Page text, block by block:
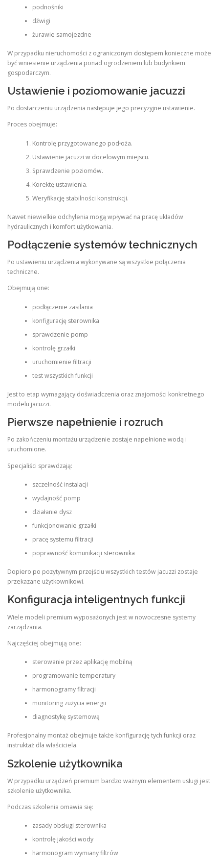
podnośniki
dźwigi
żurawie samojezdne
W przypadku nieruchomości z ograniczonym dostępem konieczne może
być wniesienie urządzenia ponad ogrodzeniem lub budynkiem
gospodarczym.
Ustawienie i poziomowanie jacuzzi
Po dostarczeniu urządzenia następuje jego precyzyjne ustawienie.
Proces obejmuje:
Kontrolę przygotowanego podłoża.
Ustawienie jacuzzi w docelowym miejscu.
Sprawdzenie poziomów.
Korektę ustawienia.
Weryfikację stabilności konstrukcji.
Nawet niewielkie odchylenia mogą wpływać na pracę układów
hydraulicznych i komfort użytkowania.
Podłączenie systemów technicznych
Po ustawieniu urządzenia wykonywane są wszystkie połączenia
techniczne.
Obejmują one:
podłączenie zasilania
konfigurację sterownika
sprawdzenie pomp
kontrolę grzałki
uruchomienie filtracji
test wszystkich funkcji
Jest to etap wymagający doświadczenia oraz znajomości konkretnego
modelu jacuzzi.
Pierwsze napełnienie i rozruch
Po zakończeniu montażu urządzenie zostaje napełnione wodą i
uruchomione.
Specjaliści sprawdzają:
szczelność instalacji
wydajność pomp
działanie dysz
funkcjonowanie grzałki
pracę systemu filtracji
poprawność komunikacji sterownika
Dopiero po pozytywnym przejściu wszystkich testów jacuzzi zostaje
przekazane użytkownikowi.
Konfiguracja inteligentnych funkcji
Wiele modeli premium wyposażonych jest w nowoczesne systemy
zarządzania.
Najczęściej obejmują one:
sterowanie przez aplikację mobilną
programowanie temperatury
harmonogramy filtracji
monitoring zużycia energii
diagnostykę systemową
Profesjonalny montaż obejmuje także konfigurację tych funkcji oraz
instruktaż dla właściciela.
Szkolenie użytkownika
W przypadku urządzeń premium bardzo ważnym elementem usługi jest
szkolenie użytkownika.
Podczas szkolenia omawia się:
zasady obsługi sterownika
kontrolę jakości wody
harmonogram wymiany filtrów